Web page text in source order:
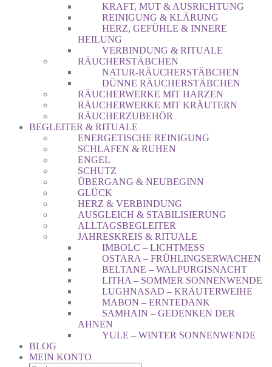
KRAFT, MUT & AUSRICHTUNG
REINIGUNG & KLÄRUNG
HERZ, GEFÜHLE & INNERE
HEILUNG
VERBINDUNG & RITUALE
RÄUCHERSTÄBCHEN
NATUR-RÄUCHERSTÄBCHEN
DÜNNE RÄUCHERSTÄBCHEN
RÄUCHERWERKE MIT HARZEN
RÄUCHERWERKE MIT KRÄUTERN
RÄUCHERZUBEHÖR
BEGLEITER & RITUALE
ENERGETISCHE REINIGUNG
SCHLAFEN & RUHEN
ENGEL
SCHUTZ
ÜBERGANG & NEUBEGINN
GLÜCK
HERZ & VERBINDUNG
AUSGLEICH & STABILISIERUNG
ALLTAGSBEGLEITER
JAHRESKREIS & RITUALE
IMBOLC – LICHTMESS
OSTARA – FRÜHLINGSERWACHEN
BELTANE – WALPURGISNACHT
LITHA – SOMMER SONNENWENDE
LUGHNASAD – KRÄUTERWEIHE
MABON – ERNTEDANK
SAMHAIN – GEDENKEN DER
AHNEN
YULE – WINTER SONNENWENDE
BLOG
MEIN KONTO